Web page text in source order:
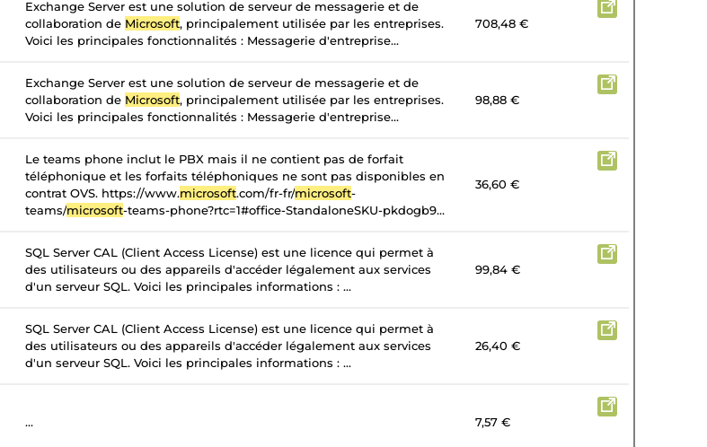
Exchange Server est une solution de serveur de messagerie et de
collaboration de Microsoft, principalement utilisée par les entreprises.
Voici les principales fonctionnalités : Messagerie d'entreprise...
708,48 €
Exchange Server est une solution de serveur de messagerie et de
collaboration de Microsoft, principalement utilisée par les entreprises.
Voici les principales fonctionnalités : Messagerie d'entreprise...
98,88 €
Le teams phone inclut le PBX mais il ne contient pas de forfait
téléphonique et les forfaits téléphoniques ne sont pas disponibles en
contrat OVS. https://www.microsoft.com/fr-fr/microsoft-
teams/microsoft-teams-phone?rtc=1#office-StandaloneSKU-pkdogb9...
36,60 €
SQL Server CAL (Client Access License) est une licence qui permet à
des utilisateurs ou des appareils d'accéder légalement aux services
d'un serveur SQL. Voici les principales informations : ...
99,84 €
SQL Server CAL (Client Access License) est une licence qui permet à
des utilisateurs ou des appareils d'accéder légalement aux services
d'un serveur SQL. Voici les principales informations : ...
26,40 €
... 7,57 €